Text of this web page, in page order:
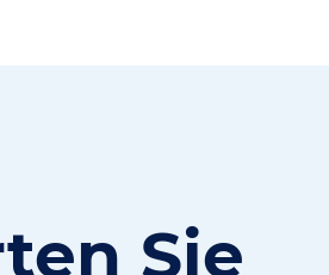
Sie